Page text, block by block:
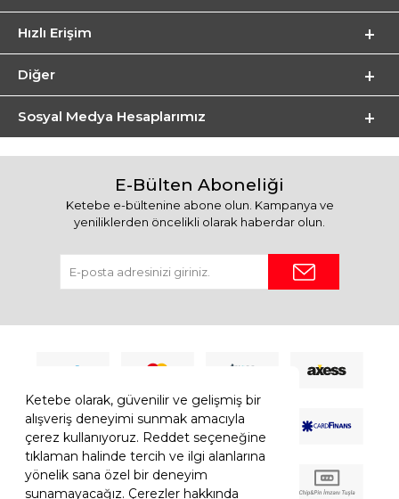
Ketebe olarak, güvenilir ve gelişmiş bir
alışveriş deneyimi sunmak amacıyla
çerez kullanıyoruz. Reddet seçeneğine
tıklaman halinde tercih ve ilgi alanlarına
yönelik sana özel bir deneyim
sunamayacağız. Çerezler hakkında
Hızlı Erişim
Diğer
Sosyal Medya Hesaplarımız
E-Bülten Aboneliği
Ketebe e-bültenine abone olun. Kampanya ve
yeniliklerden öncelikli olarak haberdar olun.